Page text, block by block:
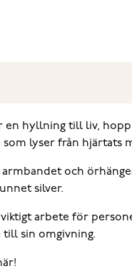
en hyllning till liv,
lyser från hjärtats
armbandet och
silver.
arbete för
till sin omgivning.